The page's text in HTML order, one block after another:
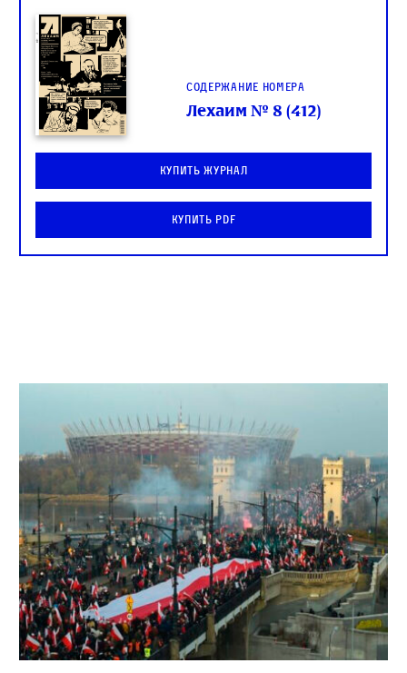
Содержание номера
Лехаим № 8 (412)
Купить журнал
Купить PDF